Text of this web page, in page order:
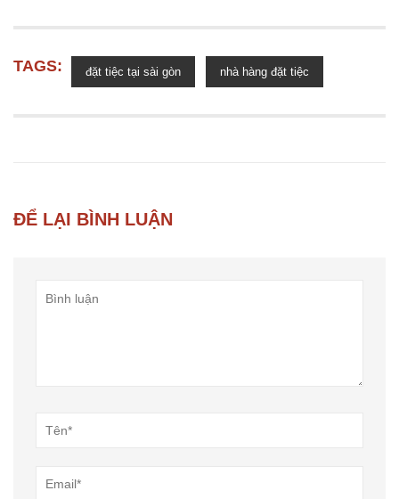
TAGS: đặt tiệc tại sài gòn nhà hàng đặt tiệc
ĐỂ LẠI BÌNH LUẬN